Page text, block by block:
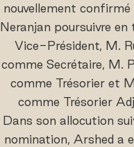
nouvellement
Neranjan poursuivre en
Vice-Président, M.
comme Secrétaire, M.
comme Trésorier et
comme Trésorier
Dans son allocution
nomination, Arshed a